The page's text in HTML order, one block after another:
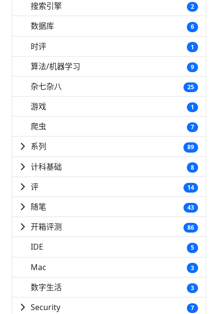
搜索引擎 2
数据库 6
时评 1
算法/机器学习 9
杂七杂八 25
游戏 1
爬虫 7
系列 89
计科基础 8
评 14
随笔 43
开箱评测 86
IDE 5
Mac 3
数字生活 3
Security 7